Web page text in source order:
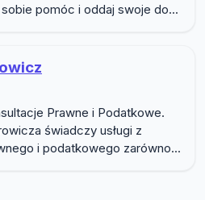
pomóc i oddaj swoje do...
Prawne i Podatkowe.
świadczy usługi z
i podatkowego zarówno...